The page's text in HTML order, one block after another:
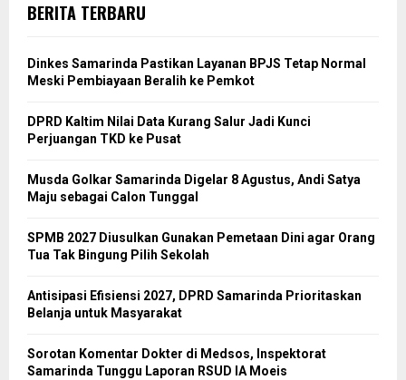
BERITA TERBARU
Dinkes Samarinda Pastikan Layanan BPJS Tetap Normal
Meski Pembiayaan Beralih ke Pemkot
DPRD Kaltim Nilai Data Kurang Salur Jadi Kunci
Perjuangan TKD ke Pusat
Musda Golkar Samarinda Digelar 8 Agustus, Andi Satya
Maju sebagai Calon Tunggal
SPMB 2027 Diusulkan Gunakan Pemetaan Dini agar Orang
Tua Tak Bingung Pilih Sekolah
Antisipasi Efisiensi 2027, DPRD Samarinda Prioritaskan
Belanja untuk Masyarakat
Sorotan Komentar Dokter di Medsos, Inspektorat
Samarinda Tunggu Laporan RSUD IA Moeis